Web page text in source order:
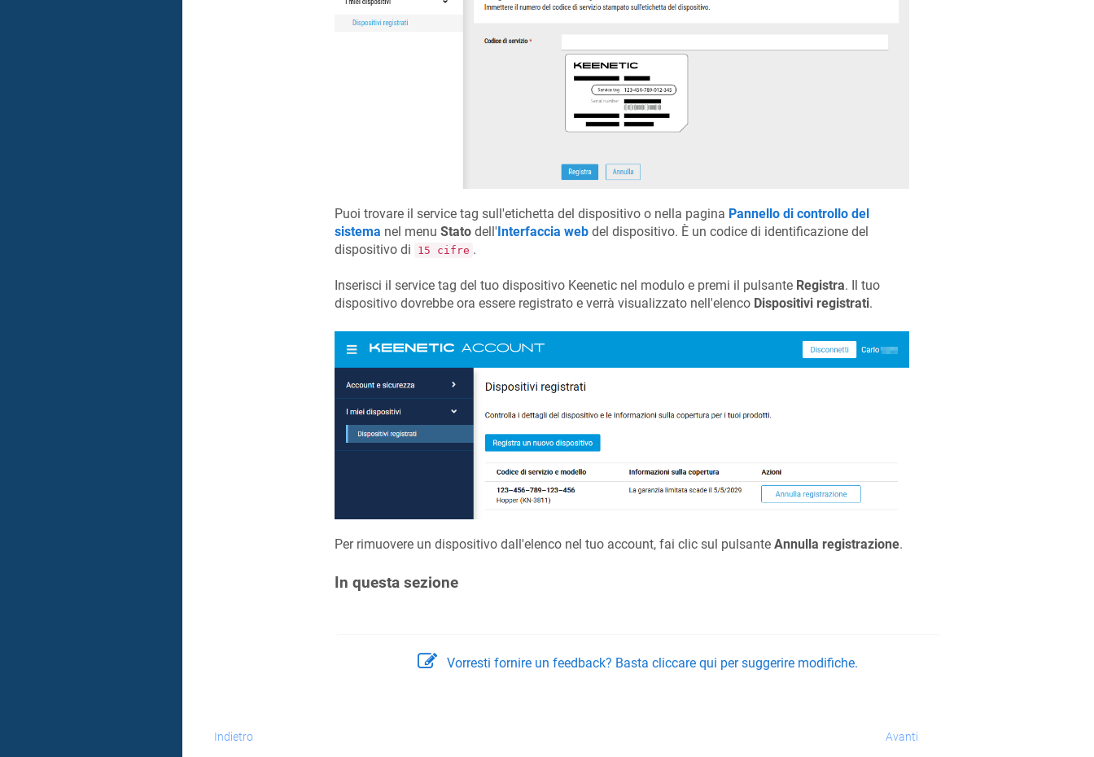
Puoi trovare il service tag sull'etichetta del dispositivo o nella pagina Pannello di controllo del
sistema nel menu Statodell'Interfaccia webdel dispositivo. È un codice di identificazione del
dispositivo di
15 cifre .
Inserisci il service tag del tuo dispositivo Keeneticnel modulo e premi il pulsante Registra. Il tuo
dispositivo dovrebbe ora essere registrato e verrà visualizzato nell'elenco Dispositivi registrati.
Per rimuovere un dispositivo dall'elenco nel tuo account, fai clic sul pulsante Annulla registrazione.
In questa sezione
Vorresti fornire un feedback? Basta cliccare qui per suggerire modifiche.
Indietro Avanti